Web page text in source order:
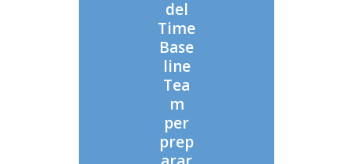
del
Time
Base
line
Tea
m
per
prep